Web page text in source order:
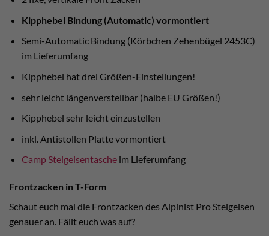
Kipphebel Bindung (Automatic) vormontiert
Semi-Automatic Bindung (Körbchen Zehenbügel 2453C)
im Lieferumfang
Kipphebel hat drei Größen-Einstellungen!
sehr leicht längenverstellbar (halbe EU Größen!)
Kipphebel sehr leicht einzustellen
inkl. Antistollen Platte vormontiert
Camp Steigeisentascheim Lieferumfang
Frontzacken in T-Form
Schaut euch mal die Frontzacken des Alpinist Pro Steigeisen
genauer an. Fällt euch was auf?